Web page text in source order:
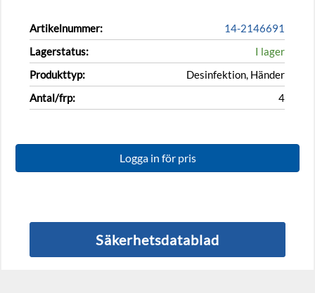
Artikelnummer:
14-2146691
Lagerstatus:
I lager
Produkttyp:
Desinfektion, Händer
Antal/frp:
4
Logga in för pris
Säkerhetsdatablad